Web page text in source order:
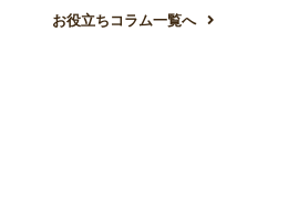
お役立ちコラム一覧へ